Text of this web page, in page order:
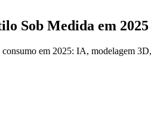
Sob Medida em 2025
em 2025: IA, modelagem